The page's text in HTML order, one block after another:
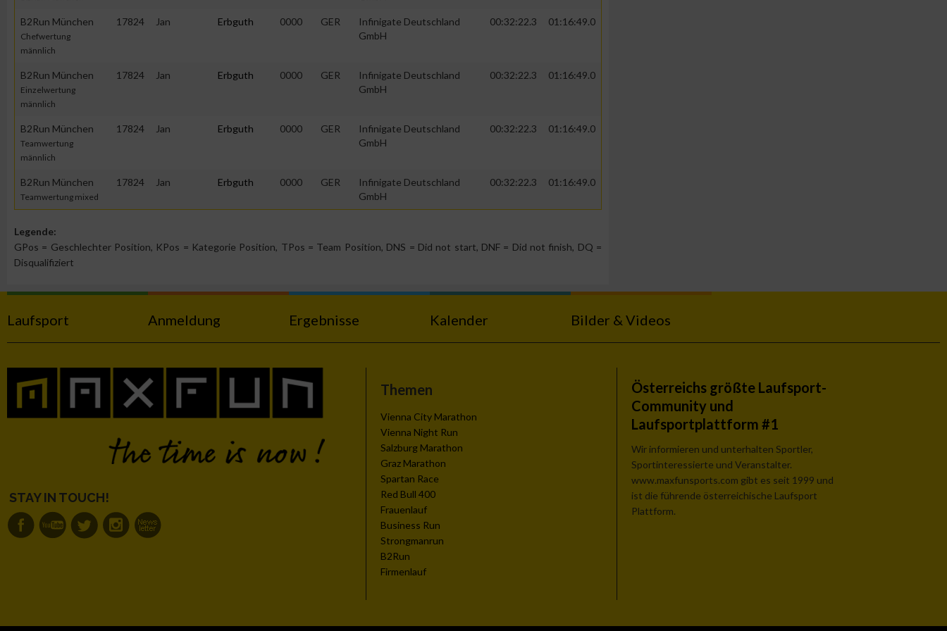
B2Run München
Chefwertung
männlich
17824 Jan Erbguth 0000 GER
Infinigate Deutschland
GmbH
00:32:22.3 01:16:49.0
B2Run München
Einzelwertung
männlich
17824 Jan Erbguth 0000 GER
Infinigate Deutschland
GmbH
00:32:22.3 01:16:49.0
B2Run München
Teamwertung
männlich
17824 Jan Erbguth 0000 GER
Infinigate Deutschland
GmbH
00:32:22.3 01:16:49.0
B2Run München
Teamwertung mixed
17824 Jan Erbguth 0000 GER
Infinigate Deutschland
GmbH
00:32:22.3 01:16:49.0
Legende:
GPos = Geschlechter Position, KPos = Kategorie Position, TPos = Team Position, DNS = Did not start, DNF = Did not finish, DQ =
Disqualifiziert
Laufsport Anmeldung Ergebnisse Kalender Bilder & Videos
STAY IN TOUCH!
Themen
Vienna City Marathon
Vienna Night Run
Salzburg Marathon
Graz Marathon
Spartan Race
Red Bull 400
Frauenlauf
Business Run
Strongmanrun
B2Run
Firmenlauf
Österreichs größte Laufsport-
Community und
Laufsportplattform #1
Wir informieren und unterhalten Sportler,
Sportinteressierte und Veranstalter.
www.maxfunsports.com gibt es seit 1999 und
ist die führende österreichische Laufsport
Plattform.
Erstellung von Profilen zur Personalisierung von Inhalten
Verwendung von Profilen zur Auswahl personalisierter Inhalte
Messung der Werbeleistung
Analyse von Zielgruppen durch Statistiken oder Kombinationen von Daten aus
Entwicklung und Verbesserung der Angebote
Geräte anhand von aktiv angeforderten Informationen identifizieren
Nicht-IAB-Verarbeitungszwecke: